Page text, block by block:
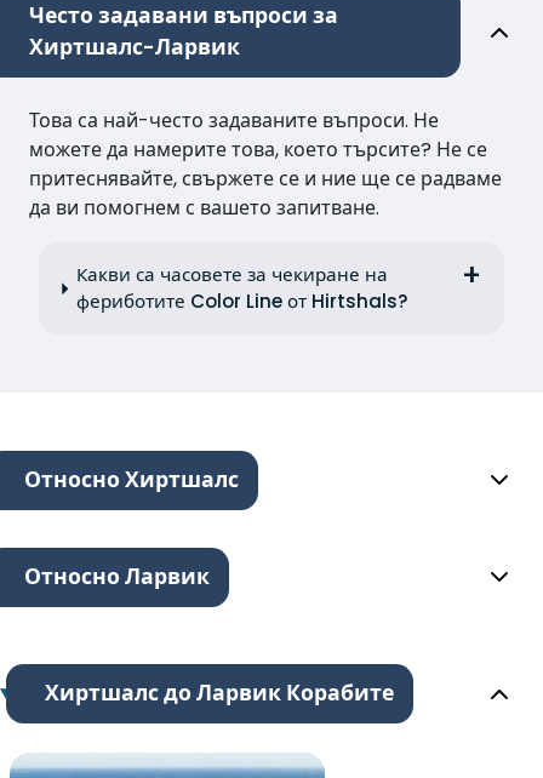
Често задавани въпроси за
Хиртшалс-Ларвик
Това са най-често задаваните въпроси. Не
можете да намерите това, което търсите? Не се
притеснявайте, свържете се и ние ще се радваме
да ви помогнем с вашето запитване.
Какви са часовете за чекиране на
фериботите Color Line от Hirtshals?
Относно Хиртшалс
Относно Ларвик
Хиртшалс до Ларвик Корабите